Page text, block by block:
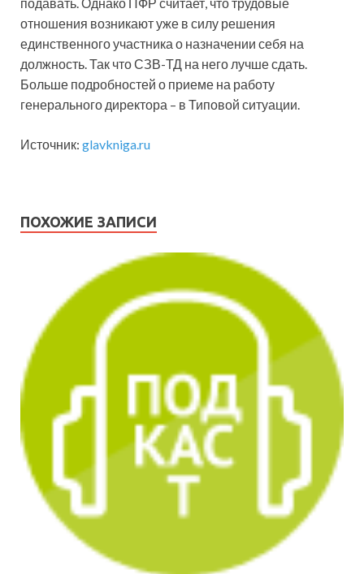
отношения возникают уже в силу решения
единственного участника о назначении себя на
должность. Так что СЗВ-ТД на него лучше сдать.
Больше подробностей о приеме на работу
генерального директора – в Типовой ситуации.
Источник: glavkniga.ru
ПОХОЖИЕ ЗАПИСИ